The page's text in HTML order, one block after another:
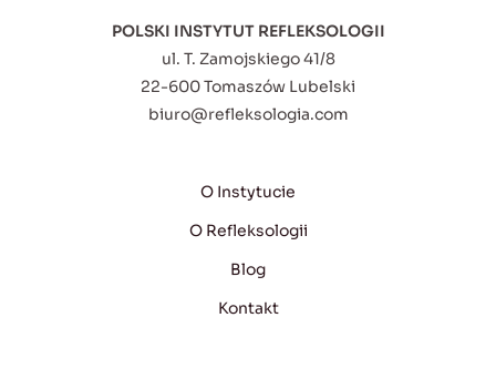
POLSKI INSTYTUT REFLEKSOLOGII
ul. T. Zamojskiego 41/8
22-600 Tomaszów Lubelski
biuro@refleksologia.com
O Instytucie
O Refleksologii
Blog
Kontakt